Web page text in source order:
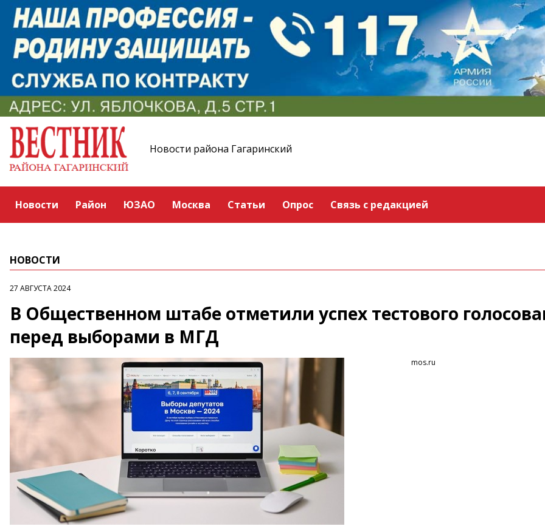
Новости района Гагаринский
Новости Район ЮЗАО Москва Статьи Опрос Связь с редакцией
НОВОСТИ
27 АВГУСТА 2024
В Общественном штабе отметили успех тестового
перед выборами в МГД
mos.ru